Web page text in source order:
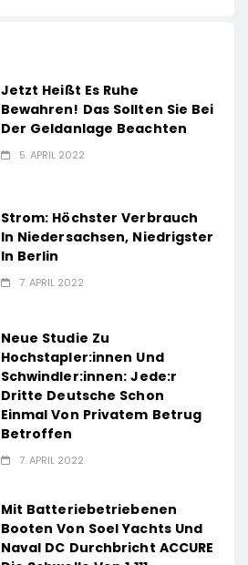
Jetzt Heißt Es Ruhe
Bewahren! Das Sollten Sie Bei
Der Geldanlage Beachten
5. APRIL 2022
Strom: Höchster Verbrauch
In Niedersachsen, Niedrigster
In Berlin
7. APRIL 2022
Neue Studie Zu
Hochstapler:innen Und
Schwindler:innen: Jede:r
Dritte Deutsche Schon
Einmal Von Privatem Betrug
Betroffen
7. APRIL 2022
Mit Batteriebetriebenen
Booten Von Soel Yachts Und
Naval DC Durchbricht ACCURE